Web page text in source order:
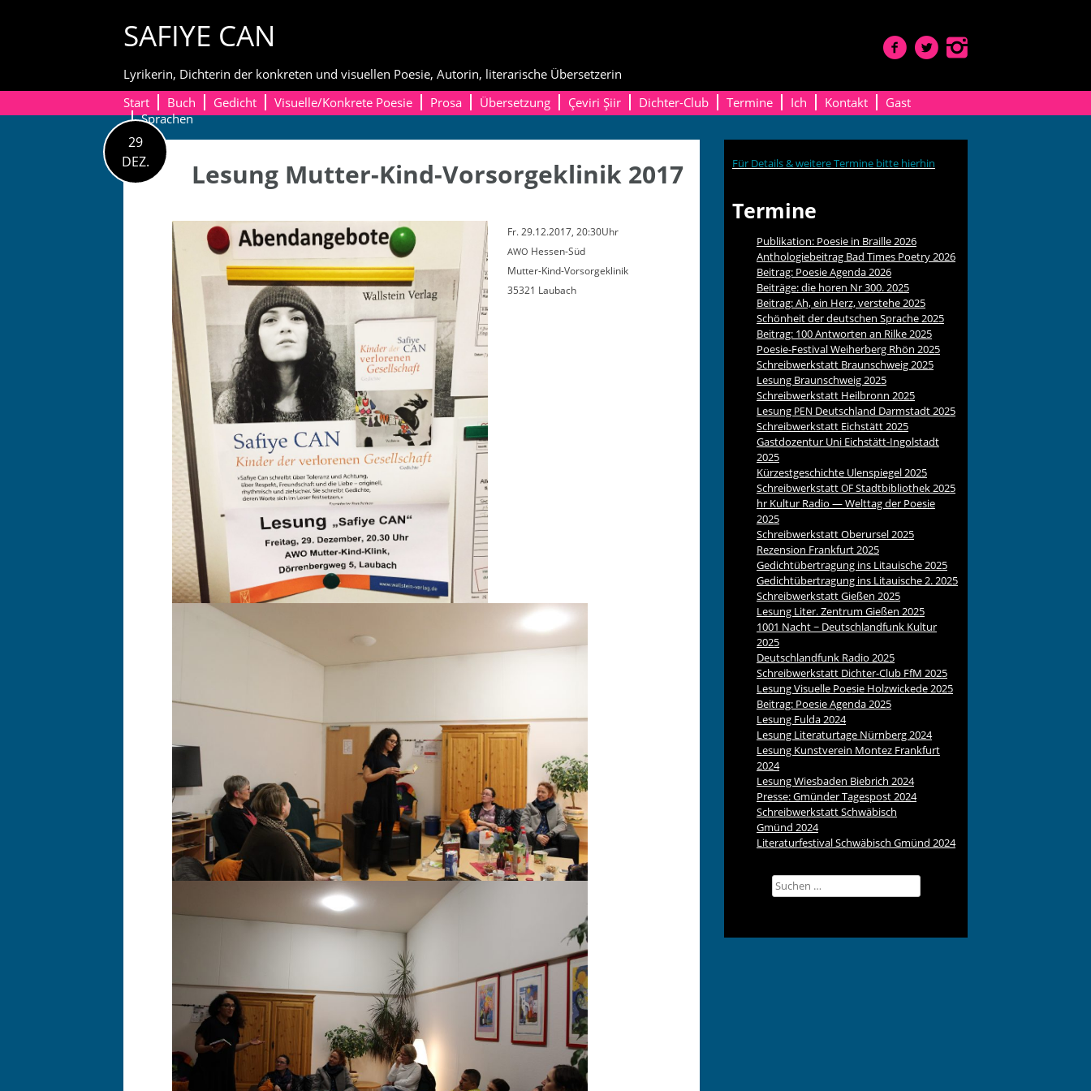
SAFIYE CAN
Lyrikerin, Dichterin der konkreten und visuellen Poesie, Autorin, literarische Übersetzerin
Start
Buch Gedicht Visuelle/Konkrete Poesie Prosa Übersetzung Çeviri Şiir Dichter-Club Termine Ich Kontakt
Gast
Sprachen
29
DEZ.
Lesung Mutter-Kind-Vorsorgeklinik 2017
Fr. 29.12.2017, 20:30Uhr
AWO Hessen-Süd
Mutter-Kind-Vorsorgeklinik
35321 Laubach
Für Details & weitere Termine bitte hierhin
Termine
Publikation: Poesie in Braille 2026
Anthologiebeitrag Bad Times Poetry 2026
Beitrag: Poesie Agenda 2026
Beiträge: die horen Nr 300. 2025
Beitrag: Ah, ein Herz, verstehe 2025
Schönheit der deutschen Sprache 2025
Beitrag: 100 Antworten an Rilke 2025
Poesie-Festival Weiherberg Rhön 2025
Schreibwerkstatt Braunschweig 2025
Lesung Braunschweig 2025
Schreibwerkstatt Heilbronn 2025
Lesung PEN Deutschland Darmstadt 2025
Schreibwerkstatt Eichstätt 2025
Gastdozentur Uni Eichstätt-Ingolstadt
2025
Kürzestgeschichte Ulenspiegel 2025
SchreibwerkstattOFStadtbibliothek 2025
hr Kultur Radio — Welttag der Poesie
2025
Schreibwerkstatt Oberursel 2025
Rezension Frankfurt 2025
Gedichtübertragung ins Litauische 2025
Gedichtübertragung ins Litauische 2. 2025
Schreibwerkstatt Gießen 2025
Lesung Liter. Zentrum Gießen 2025
1001 Nacht ~ Deutschlandfunk Kultur
2025
Deutschlandfunk Radio 2025
Schreibwerkstatt Dichter-Club FfM 2025
Lesung Visuelle Poesie Holzwickede 2025
Beitrag: Poesie Agenda 2025
Lesung Fulda 2024
Lesung Literaturtage Nürnberg 2024
Lesung Kunstverein Montez Frankfurt
2024
Lesung Wiesbaden Biebrich 2024
Presse: Gmünder Tagespost 2024
Schreibwerkstatt Schwäbisch
Gmünd 2024
Literaturfestival Schwäbisch Gmünd 2024
Suchen
nach: